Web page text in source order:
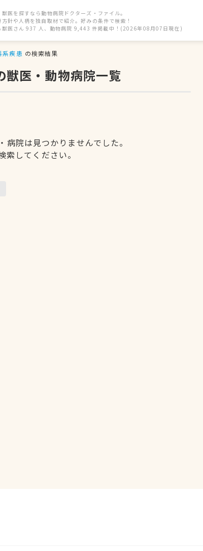
医を探すなら動物病院ドクターズ・ファイル。
方針や人柄を独自取材で紹介。好みの条件で検索！
獣医さん 937 人、動物病院 9,443 件掲載中！(2026年08月07日現在)
系疾患 の検索結果
医・動物病院一覧
院は見つかりませんでした。
してください。